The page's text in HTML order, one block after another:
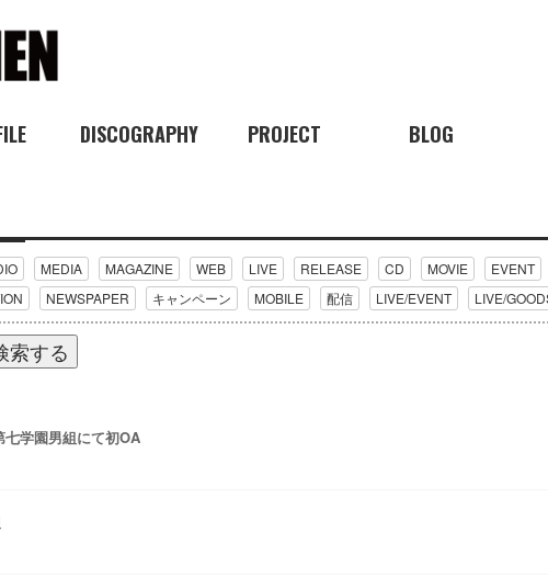
DISCOGRAPHY PROJECT BLOG
MEDIA MAGAZINE WEB LIVE RELEASE CD MOVIE EVENT
NEWSPAPER キャンペーン MOBILE 配信 LIVE/EVENT LIVE/
索する
七学園男組にて初OA